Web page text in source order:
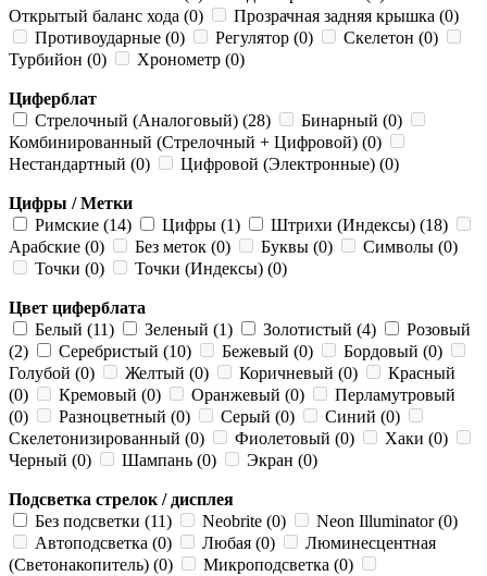
Открытый баланс хода (0)
Прозрачная задняя крышка (0)
Противоударные (0)
Регулятор (0)
Скелетон (0)
Турбийон (0)
Хронометр (0)
Циферблат
Стрелочный (Аналоговый) (28)
Бинарный (0)
Комбинированный (Стрелочный + Цифровой) (0)
Нестандартный (0)
Цифровой (Электронные) (0)
Цифры / Метки
Римские (14)
Цифры (1)
Штрихи (Индексы) (18)
Арабские (0)
Без меток (0) Буквы (0)
Символы (0)
Точки (0)
Точки (Индексы) (0)
Цвет циферблата
Белый (11)
Зеленый (1) Золотистый (4)
Розовый
(2)
Серебристый (10) Бежевый (0)
Бордовый (0)
Голубой (0)
Желтый (0) Коричневый (0)
Красный
(0)
Кремовый (0) Оранжевый (0)
Перламутровый
(0)
Разноцветный (0) Серый (0)
Синий (0)
Скелетонизированный (0)
Фиолетовый (0)
Хаки (0)
Черный (0)
Шампань (0) Экран (0)
Подсветка стрелок / дисплея
Без подсветки (11)
Neobrite (0)
Neon Illuminator (0)
Автоподсветка (0)
Любая (0)
Люминесцентная
(Светонакопитель) (0)
Микроподсветка (0)